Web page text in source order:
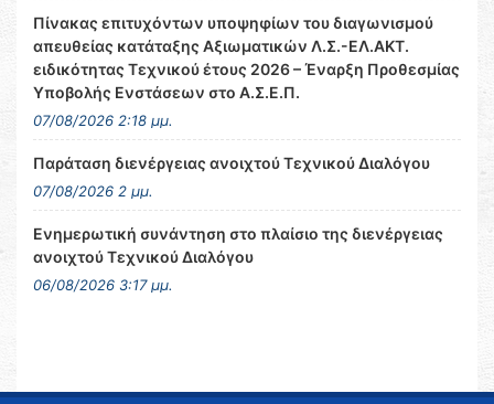
Πίνακας επιτυχόντων υποψηφίων του διαγωνισμού
απευθείας κατάταξης Αξιωματικών Λ.Σ.-ΕΛ.ΑΚΤ.
ειδικότητας Τεχνικού έτους 2026 – Έναρξη Προθεσμίας
Υποβολής Ενστάσεων στο Α.Σ.Ε.Π.
07/08/2026 2:18 μμ.
Παράταση διενέργειας ανοιχτού Τεχνικού Διαλόγου
07/08/2026 2 μμ.
Ενημερωτική συνάντηση στο πλαίσιο της διενέργειας
ανοιχτού Τεχνικού Διαλόγου
06/08/2026 3:17 μμ.